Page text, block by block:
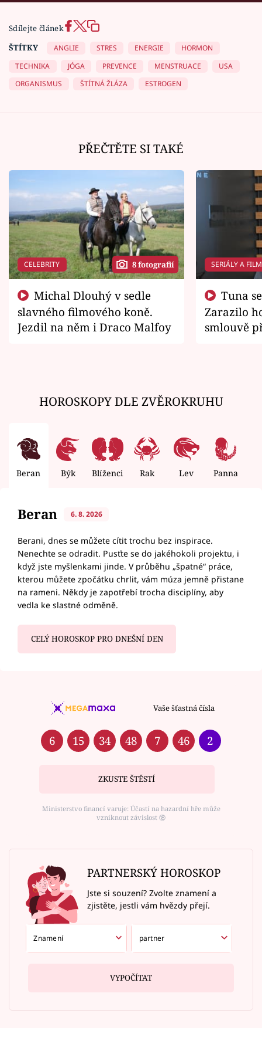
Sdílejte článek
ŠTÍTKY
ANGLIE STRES ENERGIE
HORMON
TECHNIKA
JÓGA PREVENCE MENSTRUACE
USA
ORGANISMUS
ŠTÍTNÁ ŽLÁZA ESTROGEN
PŘEČTĚTE SI TAKÉ
CELEBRITY 8 fotografií
slavného filmového koně.
Jezdil na něm i Draco Malfoy
SERIÁLY A
Zarazilo
smlouvě
HOROSKOPY DLE ZVĚROKRUHU
Beran Býk Blíženci Rak Lev Panna
Beran 6. 8. 2026
Berani, dnes se můžete cítit trochu bez inspirace.
Nenechte se odradit. Pusťte se do jakéhokoli projektu, i
když jste myšlenkami jinde. V průběhu „špatné“ práce,
kterou můžete zpočátku chrlit, vám múza jemně přistane
na rameni. Někdy je zapotřebí trocha disciplíny, aby
vedla ke slastné odměně.
CELÝ HOROSKOP PRO DNEŠNÍ DEN
Vaše šťastná čísla
6 15 34 48 7 46 2
ZKUSTE ŠTĚSTÍ
Ministerstvo financí varuje: Účastí na hazardní hře může
vzniknout závislost ⑱
PARTNERSKÝ HOROSKOP
Jste si souzení? Zvolte znamení a
zjistěte, jestli vám hvězdy přejí.
VYPOČÍTAT